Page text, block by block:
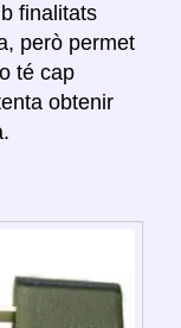
finalitats
però permet
té cap
obtenir